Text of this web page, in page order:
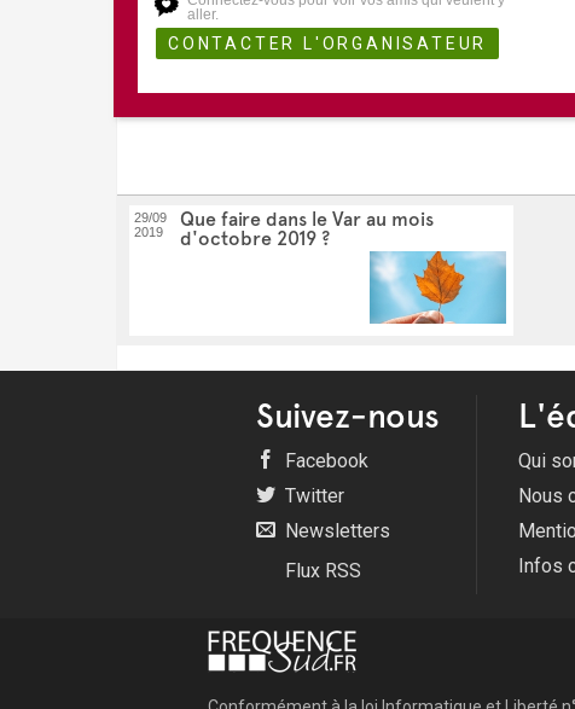
aller.
29/09
2019
Que faire dans le Var au mois
d'octobre 2019 ?
Suivez-nous
Facebook
Twitter
Newsletters
Flux RSS
Qui
Nous
Infos